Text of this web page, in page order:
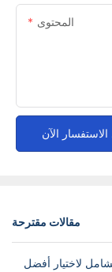
المحتوى
الآن
مقالات مقترحة
لاختيار أفضل